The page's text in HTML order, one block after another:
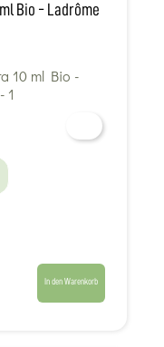
Bio - Ladrôme
In den Warenkorb